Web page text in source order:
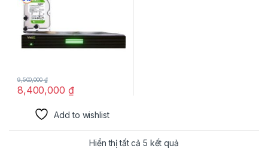
8,400,000 ₫
9,500,000₫
Add to wishlist
Hiển thị tất cả 5 kết quả